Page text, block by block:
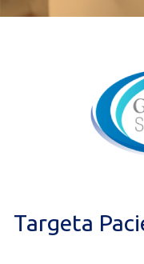
Targeta